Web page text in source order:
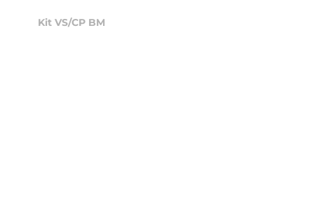
Kit VS/CP BM